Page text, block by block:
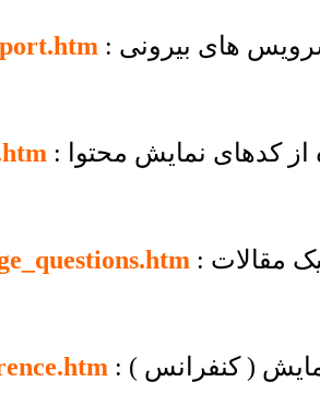
های بیرونی
از کدهای نمایش محتوا
مقالات
( کنفرانس )